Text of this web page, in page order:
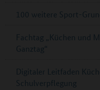
100 weitere Sport-
Fachtag „Küchen und
Ganztag“
Digitaler Leitfaden
Schulverpflegung